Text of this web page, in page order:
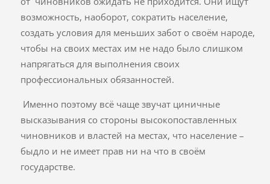
возможность, наоборот, сократить население,
создать условия для меньших забот о своём народе,
чтобы на своих местах им не надо было слишком
напрягаться для выполнения своих
профессиональных обязанностей.
Именно поэтому всё чаще звучат циничные
высказывания со стороны высокопоставленных
чиновников и властей на местах, что население –
быдло и не имеет прав ни на что в своём
государстве.